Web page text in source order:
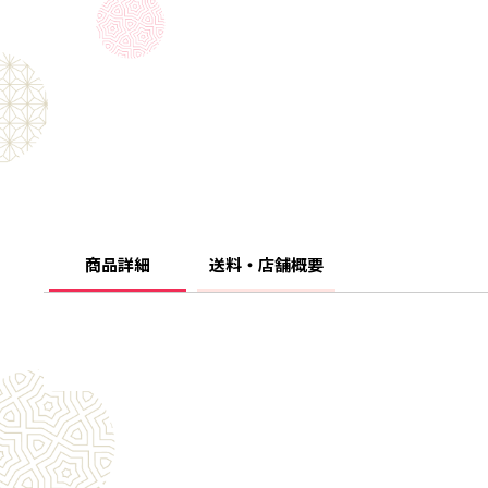
商品詳細 送料・店舗概要